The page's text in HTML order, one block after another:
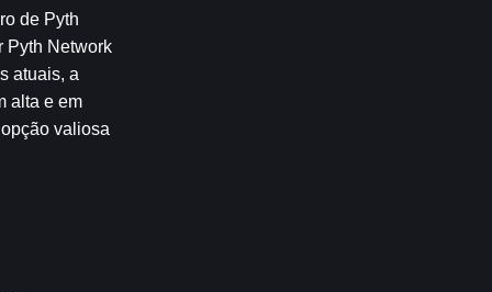
de Pyth
Pyth Network
atuais, a
alta e em
valiosa